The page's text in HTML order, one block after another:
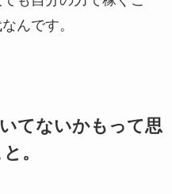
んです。
てないかもって思
。